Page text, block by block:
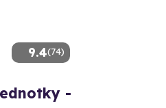
9.4(74)
-